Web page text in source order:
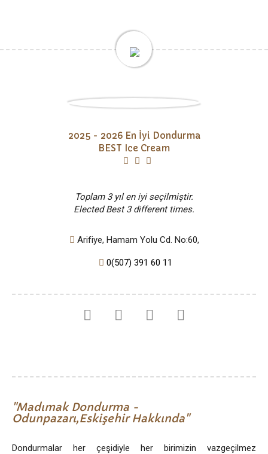
2025 - 2026 En İyi Dondurma
BEST Ice Cream
Toplam 3 yıl en iyi seçilmiştir.
Elected Best 3 different times.
Arifiye, Hamam Yolu Cd. No:60,
0(507) 391 60 11
Madımak Dondurma -
Odunpazarı,Eskişehir Hakkında
Dondurmalar her çeşidiyle her birimizin vazgeçilmez